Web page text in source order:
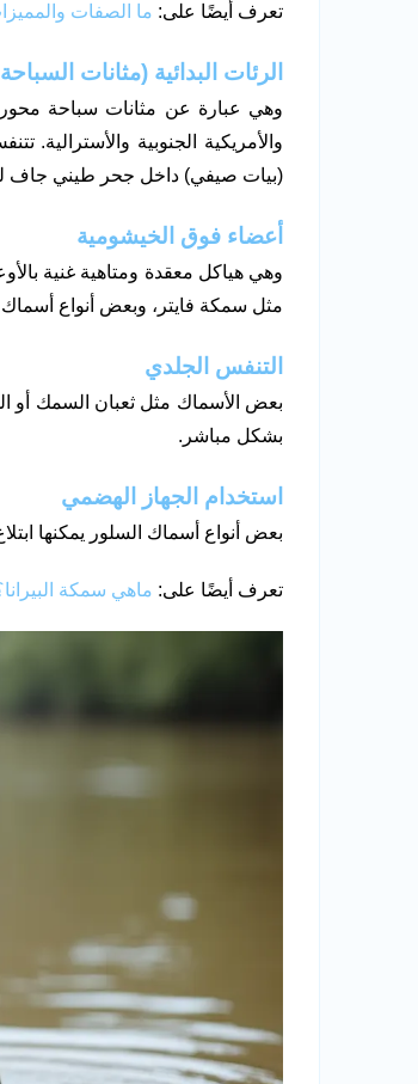
تعرف أيضًا على: ما الصفات
الرئات البدائية (مثانات
وهي عبارة عن مثانات سباحة محورة
والأمريكية الجنوبية
(بيات صيفي) داخل جحر طيني جاف
أعضاء فوق الخيشومية
وهي هياكل معقدة ومتاهية غنية
مثل سمكة فايتر، وبعض أنواع
التنفس الجلدي
بعض الأسماك مثل ثعبان السمك أو
بشكل مباشر.
استخدام الجهاز الهضمي
بعض أنواع أسماك السلور يمكنها
تعرف أيضًا على: ماهي سمكة